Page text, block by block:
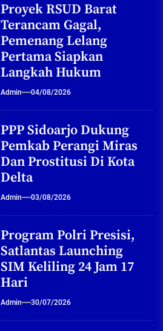
Proyek RSUD Barat
Terancam Gagal,
Pemenang Lelang
Pertama Siapkan
Langkah Hukum
Admin 04/08/2026
PPP Sidoarjo Dukung
Pemkab Perangi Miras
Dan Prostitusi Di Kota
Delta
Admin 03/08/2026
Program Polri Presisi,
Satlantas Launching
SIM Keliling 24 Jam 17
Hari
Admin 30/07/2026